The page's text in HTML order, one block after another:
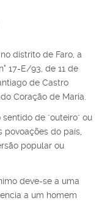
distrito de Faro, a
17-E/93, de 11 de
de Castro
Coração de Maria.
de "outeiro" ou
povoações do país,
popular ou
deve-se a uma
a um homem